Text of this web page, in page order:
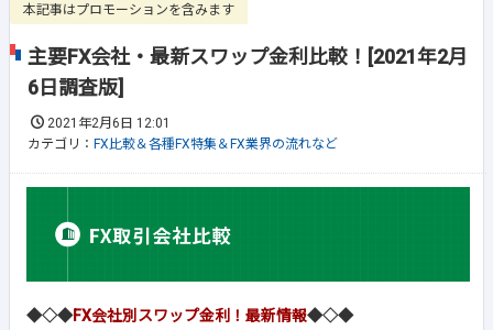
本記事はプロモーションを含みます
主要FX会社・最新スワップ金利比較！[2021年2月
6日調査版]
2021年2月6日 12:01
カテゴリ： FX比較＆各種FX特集＆FX業界の流れなど
◆◇◆FX会社別スワップ金利！最新情報◆◇◆